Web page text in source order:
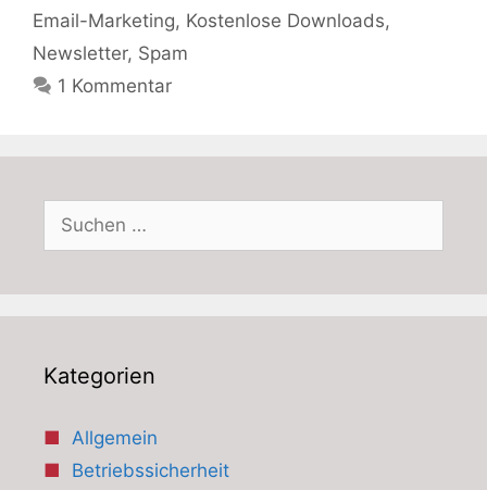
Email-Marketing, Kostenlose Downloads,
Newsletter, Spam
1 Kommentar
nach:
Kategorien
Allgemein
Betriebssicherheit